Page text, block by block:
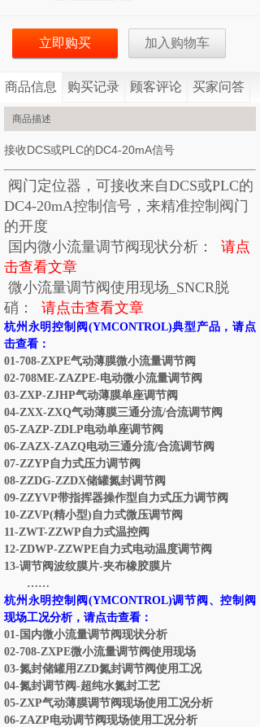
立即购买 加入购物车
商品信息 购买记录 顾客评论 买家问答
商品描述
接收DCS或PLC的DC4-20mA信号
阀门定位器，可接收来自DCS或PLC的
DC4-20mA控制信号，来精准控制阀门
的开度
国内微小流量调节阀现状分析 ： 请点
击查看文章
微小流量调节阀使用现场_SNCR脱
硝 ： 请点击查看文章
杭州永明控制阀 (YMCONTROL)典型产品，请点
击查看：
01-708-ZXPE气动薄膜微小流量调节阀
02-708ME-ZAZPE-电动微小流量调节阀
03-ZXP-ZJHP气动薄膜单座调节阀
04-ZXX-ZXQ气动薄膜三通分流/合流调节阀
05-ZAZP-ZDLP电动单座调节阀
06-ZAZX-ZAZQ电动三通分流/合流调节阀
07-ZZYP 自力式压力调节阀
08-ZZDG-ZZDX储罐氮封调节阀
09-ZZYVP带指挥器操作型自力式压力调节阀
10-ZZVP(精小型) 自力式微压调节阀
11-ZWT-ZZWP 自力式温控阀
12-ZDWP-ZZWPE自力式电动温度调节阀
13-调节阀波纹膜片-夹布橡胶膜片
……
杭州永明控制阀 (YMCONTROL)调节阀、控制阀
现场工况分析，请点击查看：
01-国内微小流量调节阀现状分析
02-708-ZXPE微小流量调节阀使用现场
03-氮封储罐用ZZD氮封调节阀使用工况
04-氮封调节阀-超纯水氮封工艺
05-ZXP气动薄膜调节阀现场使用工况分析
06-ZAZP电动调节阀现场使用工况分析